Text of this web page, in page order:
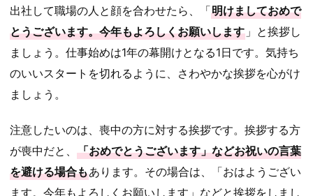
出社して職場の人と顔を合わせたら、「明けましておめで
とうございます。今年もよろしくお願いします 」と挨拶し
ましょう。仕事始めは1年の幕開けとなる1日です。気持ち
のいいスタートを切れるように、さわやかな挨拶を心がけ
ましょう。
注意したいのは、喪中の方に対する挨拶です。挨拶する方
が喪中だと、 「おめでとうございます」などお祝いの言葉
を避ける場合もあります。その場合は、「おはようござい
ます。今年もよろしくお願いします」などと挨拶をしまし